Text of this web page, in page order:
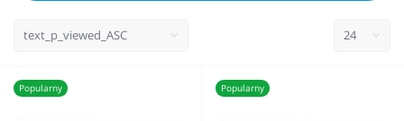
Popularny Popularny